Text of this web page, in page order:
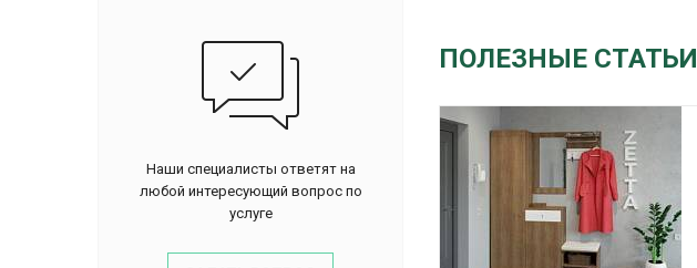
Наши специалисты ответят на
любой интересующий вопрос по
услуге
ПОЛЕЗНЫЕ СТАТЬИ